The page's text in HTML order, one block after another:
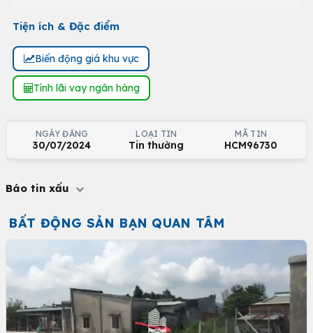
Tiện ích & Đặc điểm
Biến động giá khu vực
Tính lãi vay ngân hàng
NGÀY ĐĂNG
30/07/2024
LOẠI TIN
Tin thường
MÃ TIN
HCM96730
Báo tin xấu
BẤT ĐỘNG SẢN BẠN QUAN TÂM